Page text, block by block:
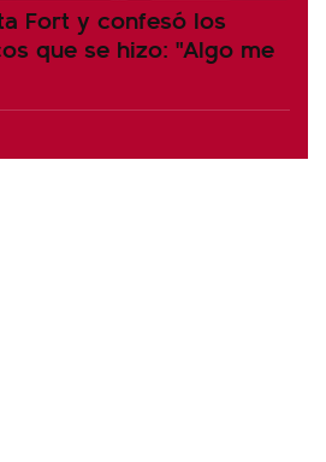
Fort y confesó los
que se hizo: "Algo me